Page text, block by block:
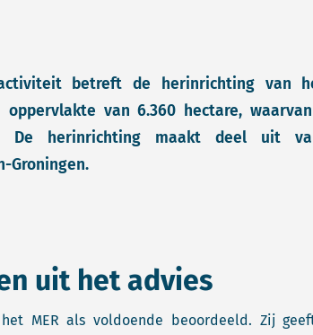
betreft de herinrichting van
oppervlakte van 6.360 hectare,
De herinrichting maakt deel uit
Groningen.
uit het advies
MER als voldoende beoordeeld. Zij